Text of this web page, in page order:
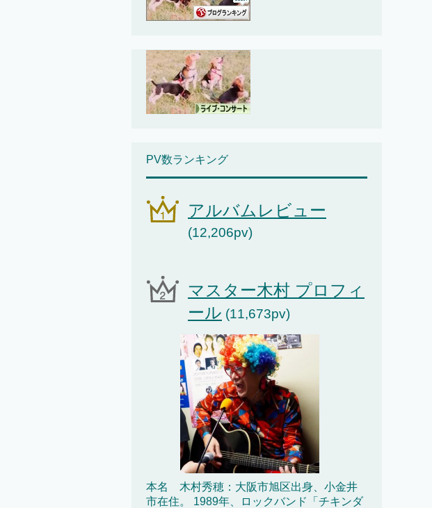
PV数ランキング
アルバムレビュー
(12,206pv)
マスター木村 プロフィ
ール (11,673pv)
本名 木村秀穂：大阪市旭区出身、小金井
市在住。 1989年、ロックバンド「チキンダ